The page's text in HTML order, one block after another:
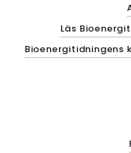
Läs
Bioenergitidningens